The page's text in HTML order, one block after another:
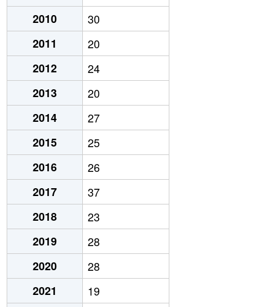
2010
30
2011
20
2012
24
2013
20
2014
27
2015
25
2016
26
2017
37
2018
23
2019
28
2020
28
2021
19